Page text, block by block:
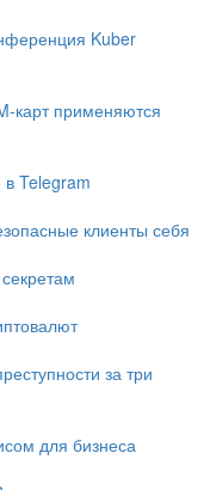
Kuber
карт применяются
Telegram
клиенты себя
за три
для бизнеса